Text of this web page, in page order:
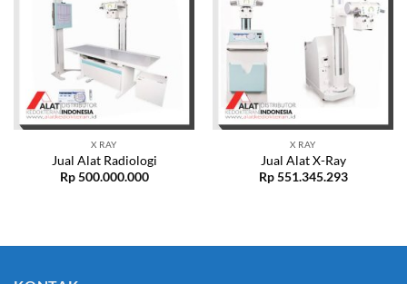
X RAY
Jual Alat Radiologi
Rp500.000.000
X RAY
Jual Alat X-Ray
Rp551.345.293